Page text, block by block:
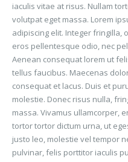
iaculis vitae at risus. Nullam
volutpat eget massa. Lorem
adipiscing elit. Integer fringilla,
eros pellentesque odio, nec
Aenean consequat lorem ut
tellus faucibus. Maecenas
consequat et lacus. Duis et
molestie. Donec risus nulla,
massa. Vivamus ullamcorper,
tortor tortor dictum urna, ut
justo leo, molestie vel tempor
pulvinar, felis porttitor iaculis